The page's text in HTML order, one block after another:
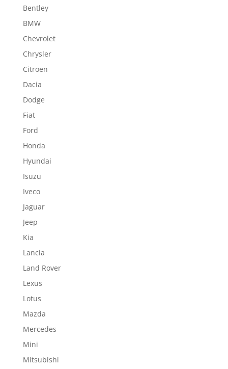
Bentley
BMW
Chevrolet
Chrysler
Citroen
Dacia
Dodge
Fiat
Ford
Honda
Hyundai
Isuzu
Iveco
Jaguar
Jeep
Kia
Lancia
Land Rover
Lexus
Lotus
Mazda
Mercedes
Mini
Mitsubishi